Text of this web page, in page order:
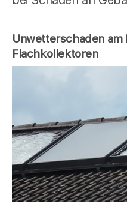
Unwetterschaden am
Flachkollektoren